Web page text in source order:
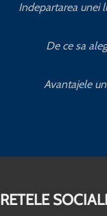
Indepartarea unei
De ce sa
Avantajele
RETELE